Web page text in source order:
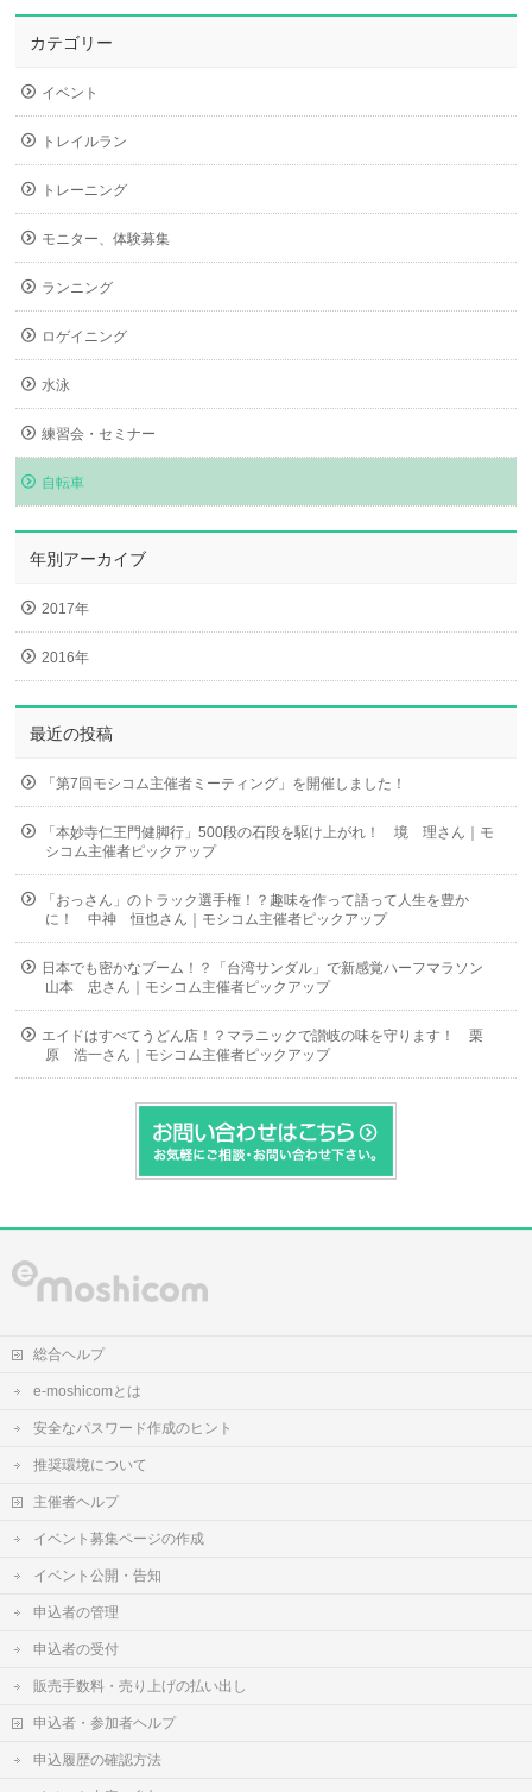
カテゴリー
イベント
トレイルラン
トレーニング
モニター、体験募集
ランニング
ロゲイニング
水泳
練習会・セミナー
自転車
年別アーカイブ
2017年
2016年
最近の投稿
「第7回モシコム主催者ミーティング」を開催しました！
「本妙寺仁王門健脚行」500段の石段を駆け上がれ！ 境 理さん｜モ
シコム主催者ピックアップ
「おっさん」のトラック選手権！？趣味を作って語って人生を豊か
に！ 中神 恒也さん｜モシコム主催者ピックアップ
日本でも密かなブーム！？「台湾サンダル」で新感覚ハーフマラソン
山本 忠さん｜モシコム主催者ピックアップ
エイドはすべてうどん店！？マラニックで讃岐の味を守ります！ 栗
原 浩一さん｜モシコム主催者ピックアップ
総合ヘルプ
e-moshicomとは
安全なパスワード作成のヒント
推奨環境について
主催者ヘルプ
イベント募集ページの作成
イベント公開・告知
申込者の管理
申込者の受付
販売手数料・売り上げの払い出し
申込者・参加者ヘルプ
申込履歴の確認方法